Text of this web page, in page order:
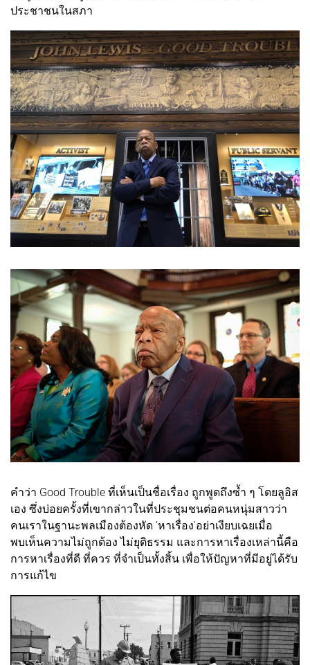
ประชาชนในสภา
คำว่า Good Trouble ที่เห็นเป็นชื่อเรื่อง ถูกพูดถึงซ้ำ ๆ โดยลูอิส
เอง ซึ่งบ่อยครั้งที่เขากล่าวในที่ประชุมชนต่อคนหนุ่มสาวว่า
คนเราในฐานะพลเมืองต้องหัด 'หาเรื่อง'อย่าเงียบเฉยเมื่อ
พบเห็นความไม่ถูกต้อง ไม่ยุติธรรม และการหาเรื่องเหล่านี้คือ
การหาเรื่องที่ดี ที่ควร ที่จำเป็นทั้งสิ้น เพื่อให้ปัญหาที่มีอยู่ได้รับ
การแก้ไข